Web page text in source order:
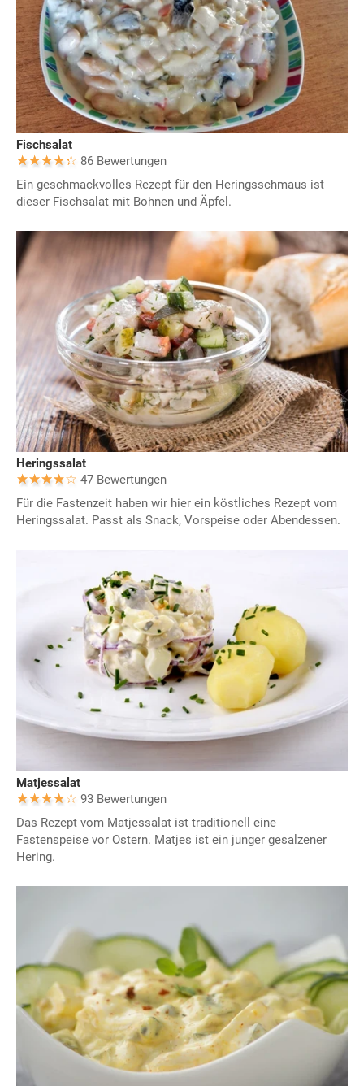
Fischsalat
86 Bewertungen
Ein geschmackvolles Rezept für den Heringsschmaus ist
dieser Fischsalat mit Bohnen und Äpfel.
Heringssalat
47 Bewertungen
Für die Fastenzeit haben wir hier ein köstliches Rezept vom
Heringssalat. Passt als Snack, Vorspeise oder Abendessen.
Matjessalat
93 Bewertungen
Das Rezept vom Matjessalat ist traditionell eine
Fastenspeise vor Ostern. Matjes ist ein junger gesalzener
Hering.